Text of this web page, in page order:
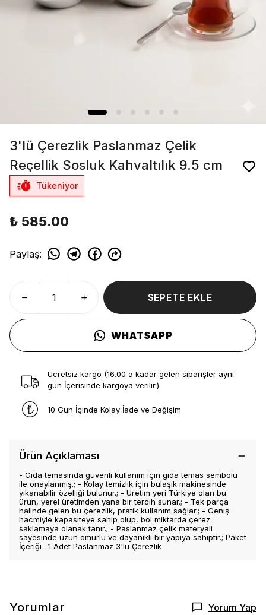
3'lü Çerezlik Paslanmaz Çelik
Reçellik Sosluk Kahvaltılık 9.5 cm
Tükeniyor
₺ 585.00
Paylaş:
SEPETE EKLE
WHATSAPP
Ücretsiz kargo (16.00 a kadar gelen siparişler aynı
gün İçerisinde kargoya verilir.)
10 Gün İçinde Kolay İade ve Değişim
Ürün Açıklaması
- Gıda temasında güvenli kullanım için gıda temas sembolü
ile onaylanmış.; - Kolay temizlik için bulaşık makinesinde
yıkanabilir özelliği bulunur.; - Üretim yeri Türkiye olan bu
ürün, yerel üretimden yana bir tercih sunar.; - Tek parça
halinde gelen bu çerezlik, pratik kullanım sağlar.; - Geniş
hacmiyle kapasiteye sahip olup, bol miktarda çerez
saklamaya olanak tanır.; - Paslanmaz çelik materyali
sayesinde uzun ömürlü ve dayanıklı bir yapıya sahiptir.; Paket
İçeriği : 1 Adet Paslanmaz 3'lü Çerezlik
Yorumlar Yorum Yap